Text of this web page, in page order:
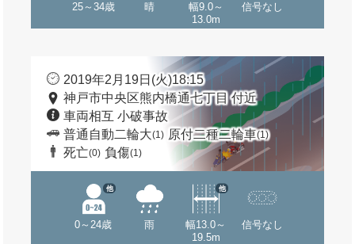
25～34歳 晴
幅9.0～
13.0m
信号なし
2019年2月19日(火)18:15
神戸市中央区熊内橋通七丁目 付近
車両相互 小破事故
普通自動二輪大(1) 原付二種二輪車(1)
死亡(0) 負傷(1)
0～24歳
他
雨
幅13.0～
19.5m
他
信号なし